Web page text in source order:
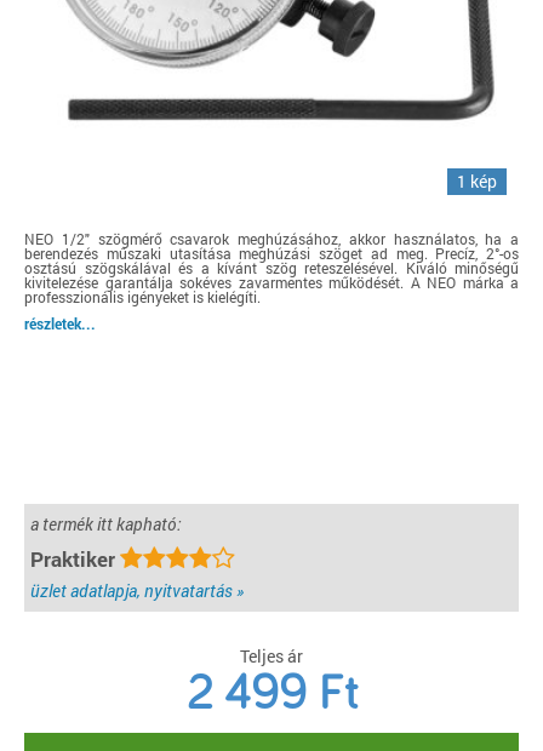
1 kép
NEO 1/2" szögmérő csavarok meghúzásához, akkor használatos, ha a
berendezés műszaki utasítása meghúzási szöget ad meg. Precíz, 2°-os
osztású szögskálával és a kívánt szög reteszelésével. Kiváló minőségű
kivitelezése garantálja sokéves zavarmentes működését. A NEO márka a
professzionális igényeket is kielégíti.
részletek...
a termék itt kapható:
Praktiker
üzlet adatlapja, nyitvatartás »
Teljes ár
2 499 Ft